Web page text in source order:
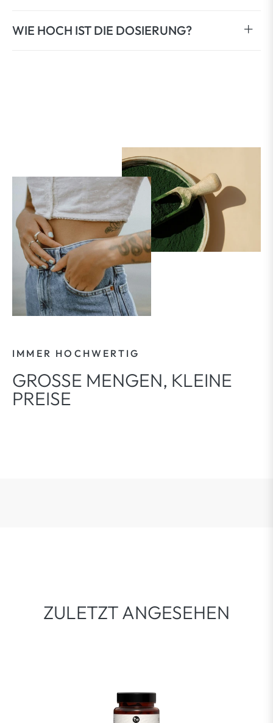
WIE HOCH IST DIE DOSIERUNG?
IMMER HOCHWERTIG
GROSSE MENGEN, KLEINE P
REISE
ZULETZT ANGESEHEN